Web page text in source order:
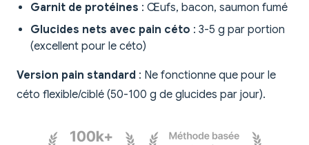
Garnit de protéines : Œufs, bacon, saumon fumé
Glucides nets avec pain céto : 3-5 g par portion
(excellent pour le céto)
Version pain standard : Ne fonctionne que pour le
céto flexible/ciblé (50-100 g de glucides par jour).